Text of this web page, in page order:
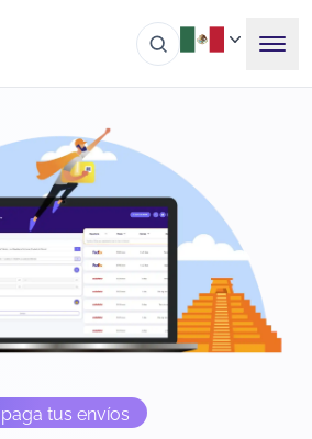
tus envíos